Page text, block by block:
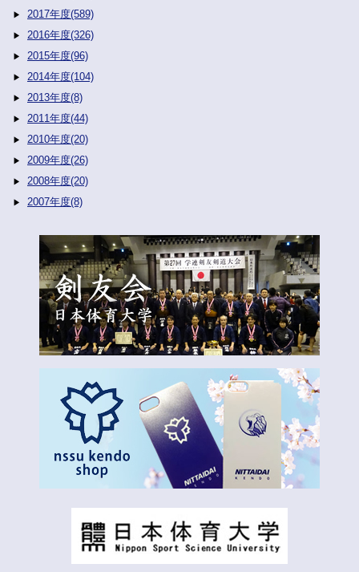
2017年度(589)
2016年度(326)
2015年度(96)
2014年度(104)
2013年度(8)
2011年度(44)
2010年度(20)
2009年度(26)
2008年度(20)
2007年度(8)